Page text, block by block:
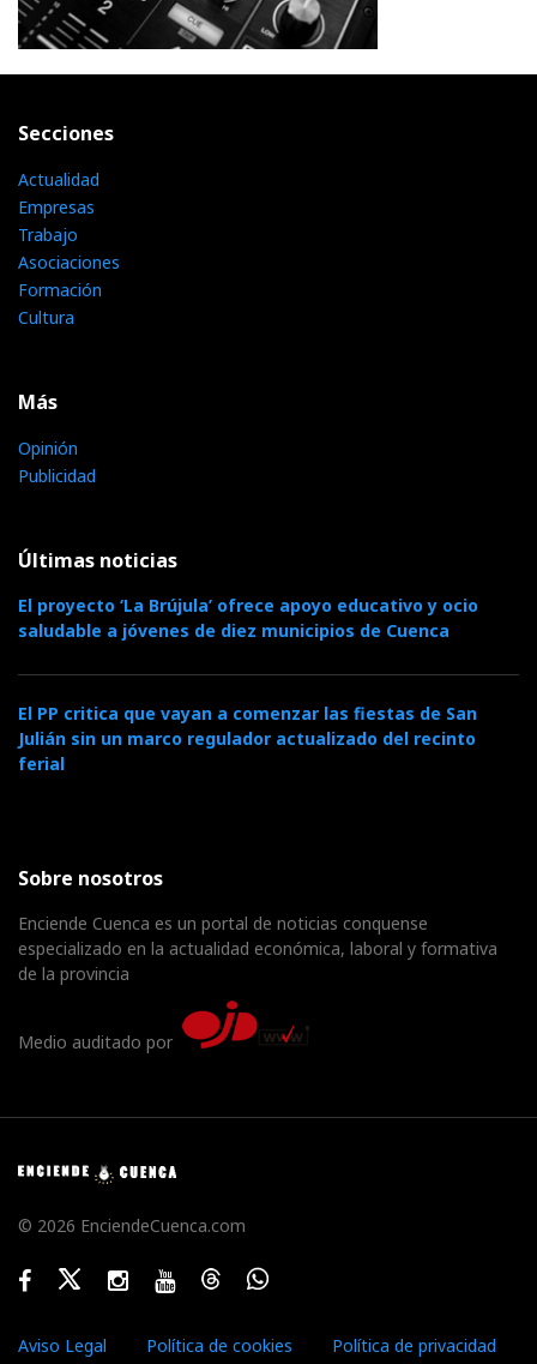
Secciones
Actualidad
Empresas
Trabajo
Asociaciones
Formación
Cultura
Más
Opinión
Publicidad
Últimas noticias
El proyecto ‘La Brújula’ ofrece apoyo educativo y ocio
saludable a jóvenes de diez municipios de Cuenca
El PP critica que vayan a comenzar las fiestas de San
Julián sin un marco regulador actualizado del recinto
ferial
Sobre nosotros
Enciende Cuenca es un portal de noticias conquense
especializado en la actualidad económica, laboral y formativa
de la provincia
Medio auditado por
© 2026 EnciendeCuenca.com
FacebookTwitterInstagramYoutubeThreadsWhatsApp
Aviso Legal Política de cookies Política de privacidad